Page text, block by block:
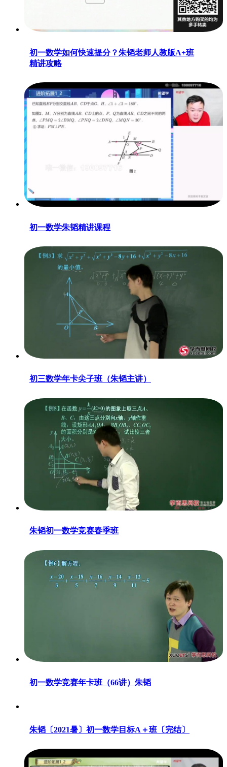
初一数学如何快速提分？朱韬老师人教版A+班
精讲攻略
初一数学朱韬精讲课程
初三数学年卡尖子班（朱韬主讲）
朱韬初一数学竞赛春季班
初一数学竞赛年卡班（66讲）朱韬
朱韬〔2021暑〕初一数学目标A＋班〔完结〕